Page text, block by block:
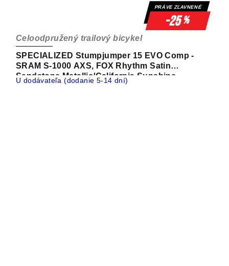
PRÁVE ZĽAVNENÉ
-25%
SPECIALIZED Stumpjumper 15 EVO Comp -
SRAM S-1000 AXS, FOX Rhythm Satin
Sandstone Metallic/California Sunshine
Celoodpružený trailový bicykel
U dodávateľa (dodanie 5-14 dní)